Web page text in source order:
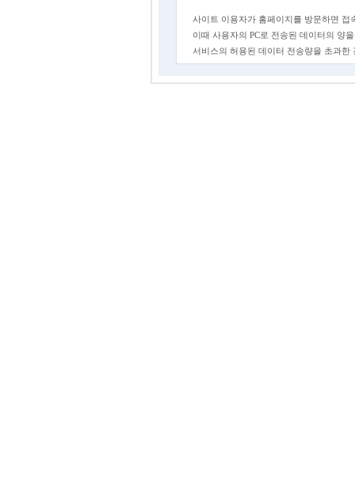
사이트 이용자가 홈페이지를 방문하면 접
이때 사용자의 PC로 전송된 데이터의 양
서비스의 허용된 데이터 전송량을 초과